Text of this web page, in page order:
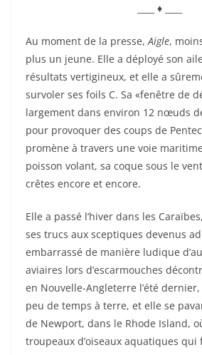
____ ♦ ____
Au moment de la presse,Aigle,
plus un jeune. Elle a déployé son
résultats vertigineux, et elle a
survoler ses foils C. Sa «fenêtre de
largement dans environ 12 nœuds
pour provoquer des coups de
promène à travers une voie
poisson volant, sa coque sous le
crêtes encore et encore.
Elle a passé l’hiver dans les
ses trucs aux sceptiques devenus
embarrassé de manière ludique
aviaires lors d’escarmouches
en Nouvelle-Angleterre l’été
peu de temps à terre, et elle se
de Newport, dans le Rhode Island,
troupeaux d’oiseaux aquatiques